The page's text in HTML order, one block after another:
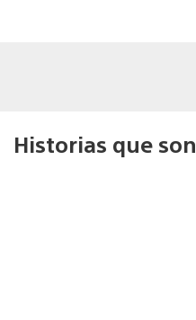
Historias que